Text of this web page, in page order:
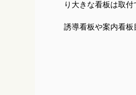
り大きな看板は取
誘導看板や案内看板